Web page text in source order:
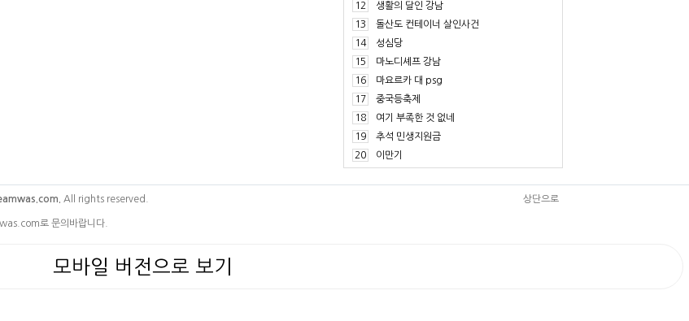
12
생활의 달인 강남
13
돌산도 컨테이너 살인사건
14
성심당
15
마노디셰프 강남
16
마요르카 대 psg
17
중국등축제
18
여기 부족한 것 없네
19
추석 민생지원금
20
이만기
All rights reserved. 상단으로
로 문의바랍니다.
모바일 버전으로 보기